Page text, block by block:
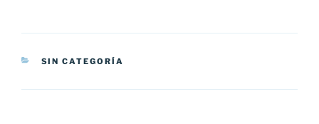
CATEGORÍAS
SIN CATEGORÍA